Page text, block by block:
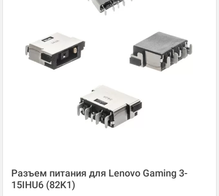
Разъем питания для Lenovo Gaming 3-
15IHU6 (82K1)